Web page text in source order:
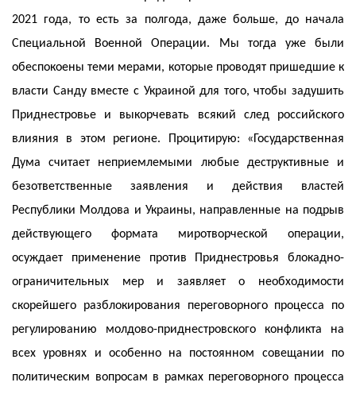
2021 года, то есть за полгода, даже больше, до начала
Специальной Военной Операции. Мы тогда уже были
обеспокоены теми мерами, которые проводят пришедшие к
власти Санду вместе с Украиной для того, чтобы задушить
Приднестровье и выкорчевать всякий след российского
влияния в этом регионе. Процитирую: «Государственная
Дума считает неприемлемыми любые деструктивные и
безответственные заявления и действия властей
Республики Молдова и Украины, направленные на подрыв
действующего формата миротворческой операции,
осуждает применение против Приднестровья блокадно-
ограничительных мер и заявляет о необходимости
скорейшего разблокирования переговорного процесса по
регулированию молдово-приднестровского конфликта на
всех уровнях и особенно на постоянном совещании по
политическим вопросам в рамках переговорного процесса